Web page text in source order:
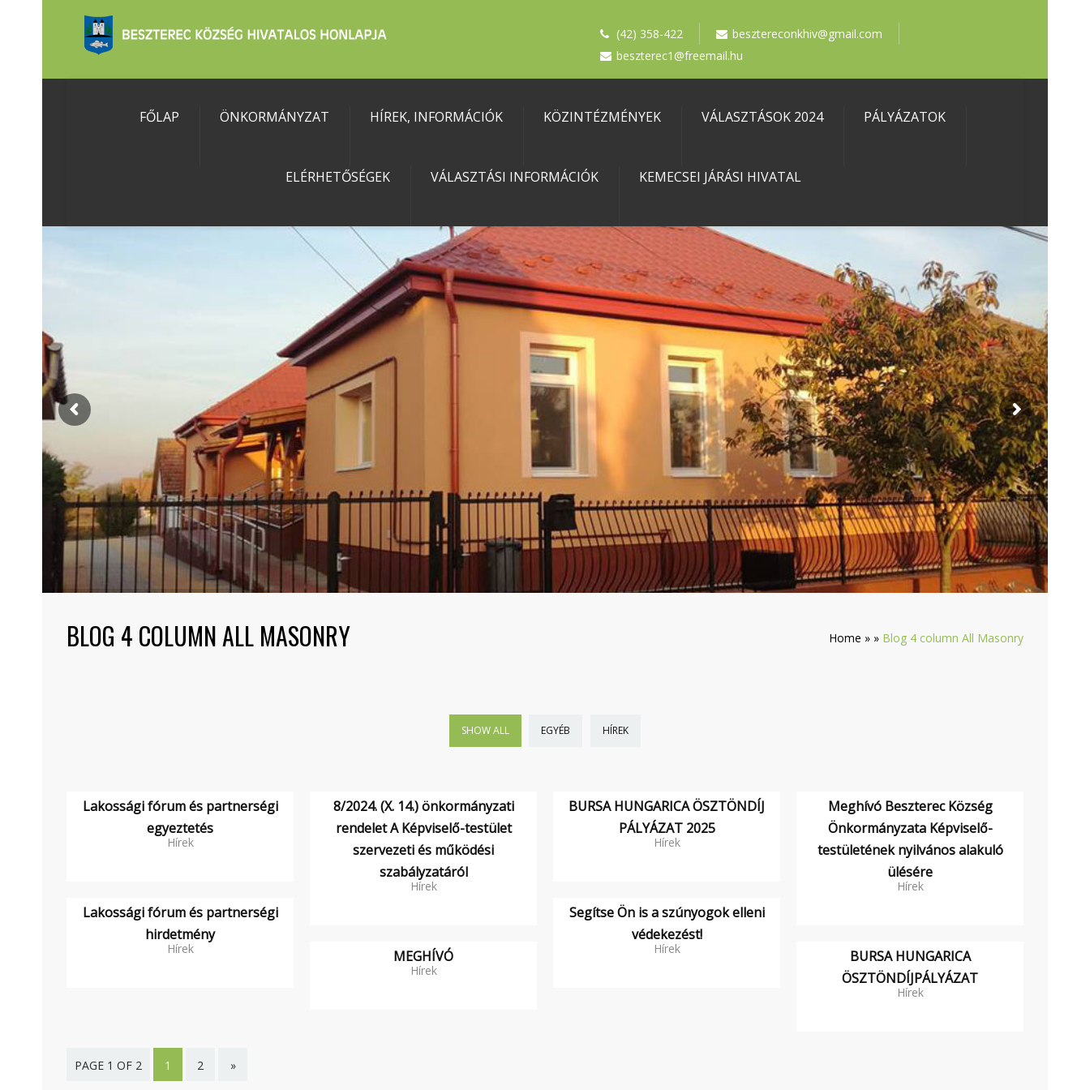
(42) 358-422
besztereconkhiv@gmail.com
beszterec1@freemail.hu
FŐLAP ÖNKORMÁNYZAT HÍREK, INFORMÁCIÓK KÖZINTÉZMÉNYEK VÁLASZTÁSOK 2024 PÁLYÁZATOK
ELÉRHETŐSÉGEK VÁLASZTÁSI INFORMÁCIÓK KEMECSEI JÁRÁSI HIVATAL
BLOG 4 COLUMN ALL MASONRY Home » » Blog 4 column All Masonry
SHOW ALL EGYÉB HÍREK
Lakossági fórum és partnerségi
egyeztetés
Hírek
8/2024. (X. 14.) önkormányzati
rendelet A Képviselő-testület
szervezeti és működési
szabályzatáról
Hírek
BURSA HUNGARICA ÖSZTÖNDÍJ
PÁLYÁZAT 2025
Hírek
Meghívó Beszterec Község
Önkormányzata Képviselő-
testületének nyilvános alakuló
ülésére
Hírek
Lakossági fórum és partnerségi
hirdetmény
Hírek
Segítse Ön is a szúnyogok elleni
védekezést!
Hírek
MEGHÍVÓ
Hírek
BURSA HUNGARICA
ÖSZTÖNDÍJPÁLYÁZAT
Hírek
PAGE 1 OF 2 1 2 »